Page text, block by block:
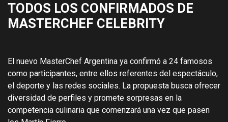
TODOS LOS CONFIRMADOS DE
MASTERCHEF CELEBRITY
El nuevo MasterChef Argentina ya confirmó a 24 famosos
como participantes, entre ellos referentes del espectáculo,
el deporte y las redes sociales. La propuesta busca ofrecer
diversidad de perfiles y promete sorpresas en la
competencia culinaria que comenzará una vez que pasen